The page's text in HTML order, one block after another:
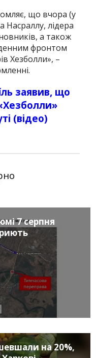
що вчора (у
Насраллу, лідера
а також
фронтом
Хезболли», –
заявив, що
(відео)
7 серпня
на 20%,